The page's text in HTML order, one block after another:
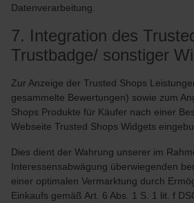
Datenverarbeitung.
7. Integration des
Trustbadge/ sonstiger
Zur Anzeige der Trusted Shops
gesammelte Bewertungen) sowie zum
Shops Produkte für Käufer nach einer
Webseite Trusted Shops Widgets
Dies dient der Wahrung unserer im
Interessensabwägung überwiegenden
einer optimalen Vermarktung durch
Einkaufs gemäß Art. 6 Abs. 1 S. 1 lit. f